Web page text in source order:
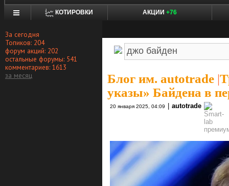
КОТИРОВКИ АКЦИИ +76
За сегодня
Топиков: 204
форум акций: 202
остальные форумы: 541
комментариев: 1613
за месяц
Блог им. autotrade |
указы» Байдена в
20 января 2025, 04:09 autotrade